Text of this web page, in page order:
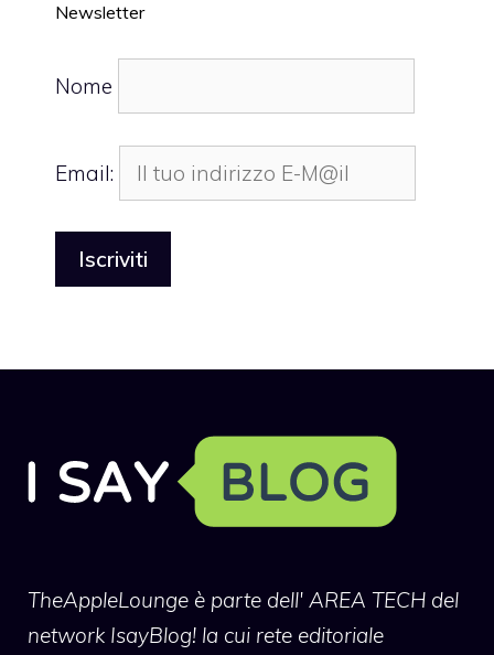
Newsletter
Nome
Email:
TheAppleLounge è parte dell' AREA TECH del
network IsayBlog! la cui rete editoriale